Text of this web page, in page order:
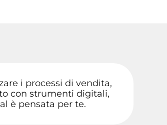
i processi di vendita,
con strumenti digitali,
è pensata per te.